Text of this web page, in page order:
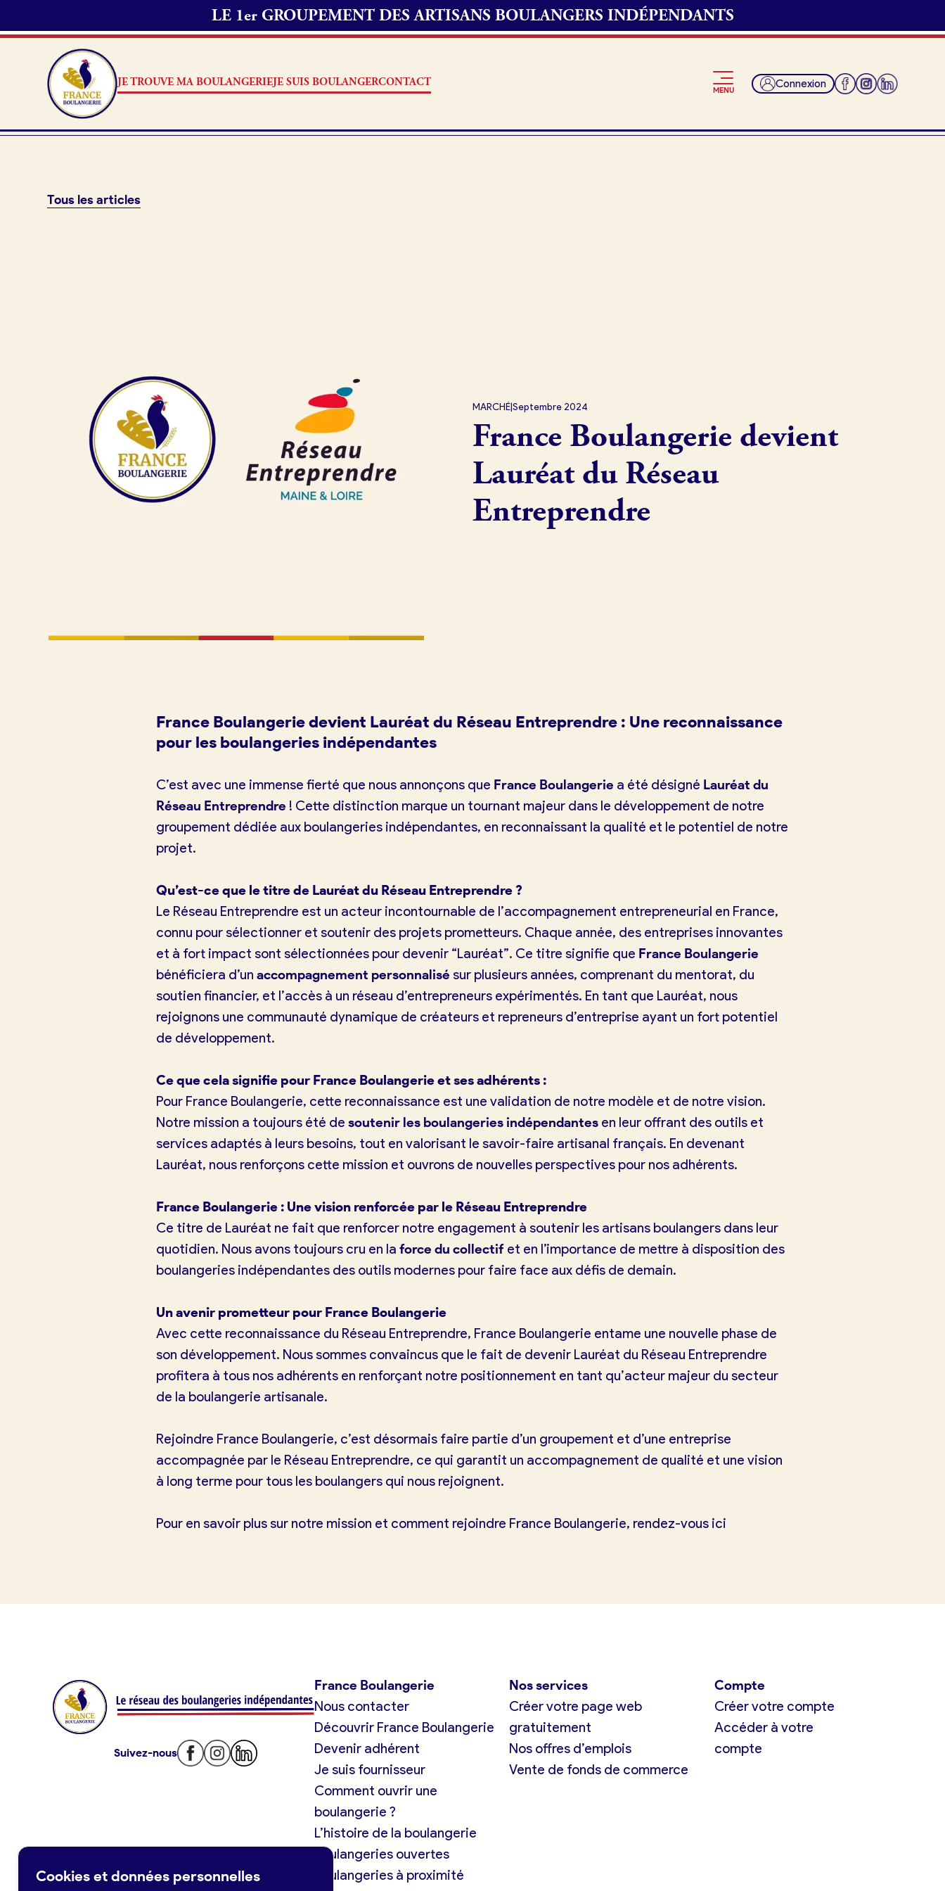
LE 1er GROUPEMENT DES ARTISANS BOULANGERS INDÉPENDANTS
JE TROUVE MA BOULANGERIEJE SUIS BOULANGERCONTACT
MENU Connexion
Je trouve ma boulangerie
Je suis boulanger
Je découvre France Boulangerie
Mes tarifs
Offres d’emploi
Je suis fournisseur
Je suis boulanger
Je crée mon compte
Tous les articles
MARCHÉ|Septembre 2024
France Boulangerie devient
Lauréat du Réseau
Entreprendre
France Boulangerie devient Lauréat du Réseau Entreprendre : Une reconnaissance
pour les boulangeries indépendantes
C’est avec une immense fierté que nous annonçons que France Boulangerie a été désigné Lauréat du
Réseau Entreprendre ! Cette distinction marque un tournant majeur dans le développement de notre
groupement dédiée aux boulangeries indépendantes, en reconnaissant la qualité et le potentiel de notre
projet.
Qu’est-ce que le titre de Lauréat du Réseau Entreprendre ?
Le Réseau Entreprendre est un acteur incontournable de l’accompagnement entrepreneurial en France,
connu pour sélectionner et soutenir des projets prometteurs. Chaque année, des entreprises innovantes
et à fort impact sont sélectionnées pour devenir “Lauréat”. Ce titre signifie que France Boulangerie
bénéficiera d’un accompagnement personnalisé sur plusieurs années, comprenant du mentorat, du
soutien financier, et l’accès à un réseau d’entrepreneurs expérimentés. En tant que Lauréat, nous
rejoignons une communauté dynamique de créateurs et repreneurs d’entreprise ayant un fort potentiel
de développement.
Ce que cela signifie pour France Boulangerie et ses adhérents :
Pour France Boulangerie, cette reconnaissance est une validation de notre modèle et de notre vision.
Notre mission a toujours été de soutenir les boulangeries indépendantes en leur offrant des outils et
services adaptés à leurs besoins, tout en valorisant le savoir-faire artisanal français. En devenant
Lauréat, nous renforçons cette mission et ouvrons de nouvelles perspectives pour nos adhérents.
France Boulangerie : Une vision renforcée par le Réseau Entreprendre
Ce titre de Lauréat ne fait que renforcer notre engagement à soutenir les artisans boulangers dans leur
quotidien. Nous avons toujours cru en la force du collectif et en l’importance de mettre à disposition des
boulangeries indépendantes des outils modernes pour faire face aux défis de demain.
Un avenir prometteur pour France Boulangerie
Avec cette reconnaissance du Réseau Entreprendre, France Boulangerie entame une nouvelle phase de
son développement. Nous sommes convaincus que le fait de devenir Lauréat du Réseau Entreprendre
profitera à tous nos adhérents en renforçant notre positionnement en tant qu’acteur majeur du secteur
de la boulangerie artisanale.
Rejoindre France Boulangerie, c’est désormais faire partie d’un groupement et d’une entreprise
accompagnée par le Réseau Entreprendre, ce qui garantit un accompagnement de qualité et une vision
à long terme pour tous les boulangers qui nous rejoignent.
Pour en savoir plus sur notre mission et comment rejoindre France Boulangerie, rendez-vous ici
Suivez-nous
France Boulangerie
Nous contacter
Découvrir France Boulangerie
Devenir adhérent
Je suis fournisseur
Comment ouvrir une
boulangerie ?
L’histoire de la boulangerie
Boulangeries ouvertes
Boulangeries à proximité
Nos services
Créer votre page web
gratuitement
Nos offres d’emplois
Vente de fonds de commerce
Compte
Créer votre compte
Accéder à votre
compte
Cookies et données personnelles